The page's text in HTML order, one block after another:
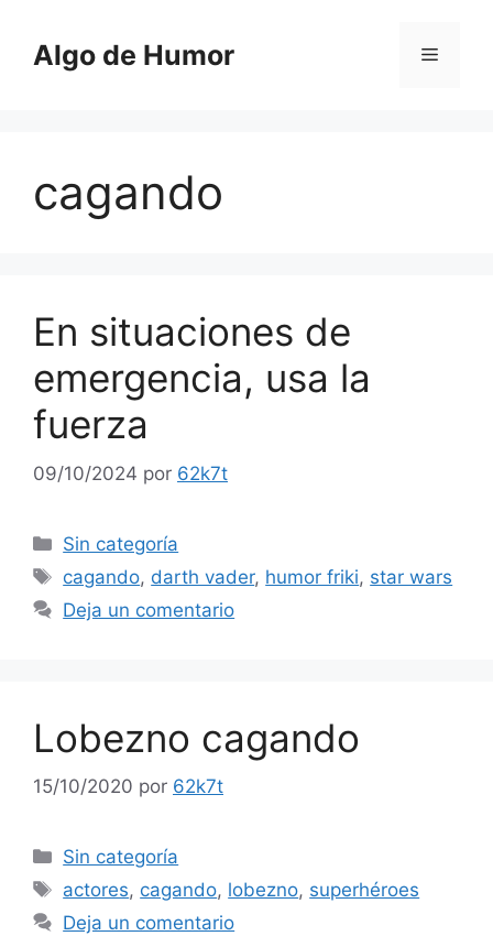
contenido
Algo de Humor Menú
cagando
En situaciones de
emergencia, usa la
fuerza
09/10/2024 por 62k7t
Categorías
Sin categoría
Etiquetas
cagando, darth vader, humor friki, star wars
Deja un comentario
Lobezno cagando
15/10/2020 por 62k7t
Categorías
Sin categoría
Etiquetas
actores, cagando, lobezno, superhéroes
Deja un comentario